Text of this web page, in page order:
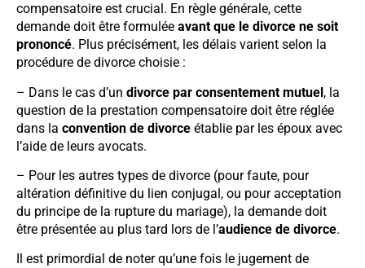
compensatoire est crucial. En règle générale, cette
demande doit être formulée avant que le divorce ne soit
prononcé. Plus précisément, les délais varient selon la
procédure de divorce choisie :
– Dans le cas d’un divorce par consentement mutuel, la
question de la prestation compensatoire doit être réglée
dans la convention de divorce établie par les époux avec
l’aide de leurs avocats.
– Pour les autres types de divorce (pour faute, pour
altération définitive du lien conjugal, ou pour acceptation
du principe de la rupture du mariage), la demande doit
être présentée au plus tard lors de l’audience de divorce.
Il est primordial de noter qu’une fois le jugement de